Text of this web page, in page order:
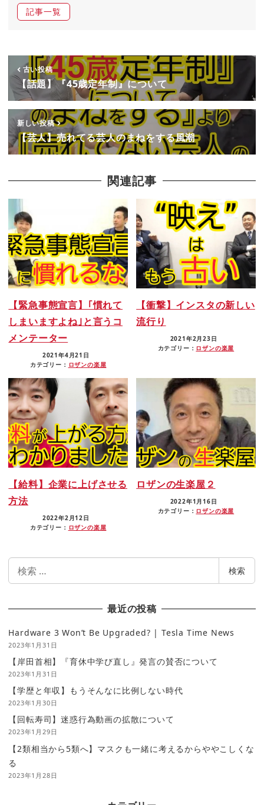
記事一覧
古い投稿
【話題】『45歳定年制』について
新しい投稿
【芸人】売れてる芸人のまねをする風潮
関連記事
【緊急事態宣言】｢慣れて
しまいますよね｣と言うコ
メンテーター
2021年4月21日
カテゴリー： ロザンの楽屋
【衝撃】インスタの新しい
流行り
2021年2月23日
カテゴリー： ロザンの楽屋
【給料】企業に上げさせる
方法
2022年2月12日
カテゴリー： ロザンの楽屋
ロザンの生楽屋２
2022年1月16日
カテゴリー： ロザンの楽屋
検索
最近の投稿
Hardware 3 Won’t Be Upgraded? | Tesla Time News
2023年1月31日
【岸田首相】『育休中学び直し』発言の賛否について
2023年1月31日
【学歴と年収】もうそんなに比例しない時代
2023年1月30日
【回転寿司】迷惑行為動画の拡散について
2023年1月29日
【2類相当から5類へ】マスクも一緒に考えるからややこしくな
る
2023年1月28日